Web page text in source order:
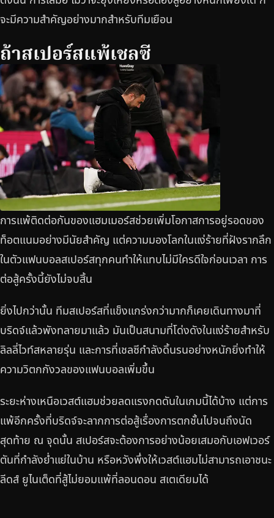
จะมีความสำคัญอย่างมากสำหรับทีมเยือน
ถ้าสเปอร์สแพ้เชลซี
การแพ้ติดต่อกันของแฮมเมอร์สช่วยเพิ่มโอกาสการอยู่รอดของ
ท็อตแนมอย่างมีนัยสำคัญ แต่ความมองโลกในแง่ร้ายที่ฝังรากลึก
ในตัวแฟนบอลสเปอร์สทุกคนทำให้แทบไม่มีใครดีใจก่อนเวลา การ
ต่อสู้ครั้งนี้ยังไม่จบสิ้น
ยิ่งไปกว่านั้น ทีมสเปอร์สที่แข็งแกร่งกว่ามากก็เคยเดินทางมาที่
บริดจ์แล้วพังทลายมาแล้ว มันเป็นสนามที่โด่งดังในแง่ร้ายสำหรับ
ลิลลี่ไวท์สหลายรุ่น และการที่เชลซีกำลังดิ้นรนอย่างหนักยิ่งทำให้
ความวิตกกังวลของแฟนบอลเพิ่มขึ้น
ระยะห่างเหนือเวสต์แฮมช่วยลดแรงกดดันในเกมนี้ได้บ้าง แต่การ
แพ้อีกครั้งที่บริดจ์จะลากการต่อสู้เรื่องการตกชั้นไปจนถึงนัด
สุดท้าย ณ จุดนั้น สเปอร์สจะต้องการอย่างน้อยเสมอกับเอฟเวอร์
ตันที่กำลังย่ำแย่ในบ้าน หรือหวังพึ่งให้เวสต์แฮมไม่สามารถเอาชนะ
ลีดส์ ยูไนเต็ดที่สู้ไม่ยอมแพ้ที่ลอนดอน สเตเดียมได้